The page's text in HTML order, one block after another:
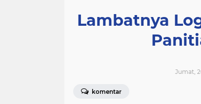
Lambatnya
Jumat,
komentar